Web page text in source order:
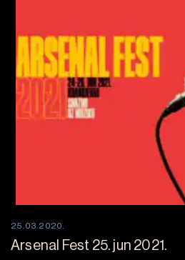
25.03.2020.
Arsenal Fest 25. jun 2021.